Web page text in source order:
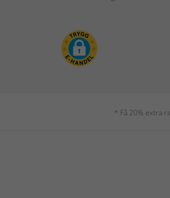
* Få 20% extra